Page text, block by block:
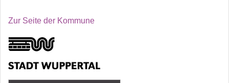
Zur Seite der Kommune